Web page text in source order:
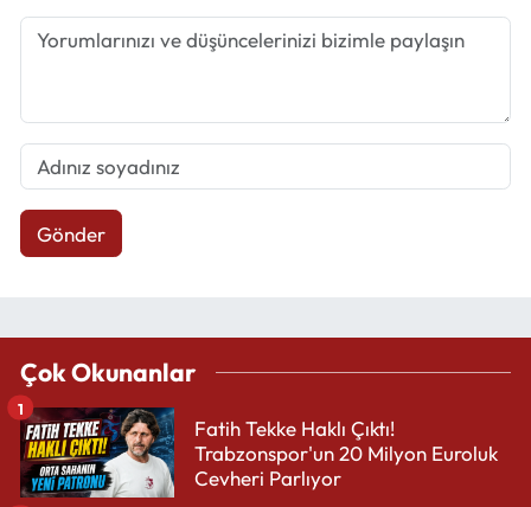
Gönder
Çok Okunanlar
Fatih Tekke Haklı Çıktı!
Trabzonspor'un 20 Milyon Euroluk
Cevheri Parlıyor
1